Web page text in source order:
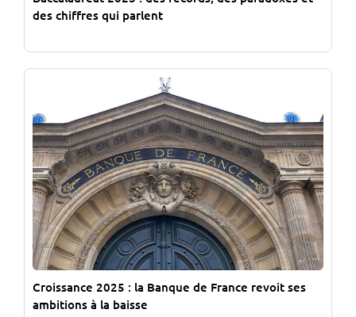
des chiffres qui parlent
Croissance 2025 : la Banque de France revoit ses
ambitions à la baisse